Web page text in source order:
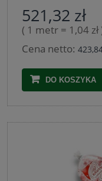
521,32 zł
( 1 metr = 1,04 zł
Cena netto:
DO KOSZYKA